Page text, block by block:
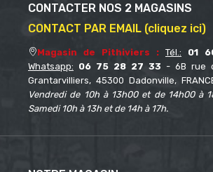
CONTACTER NOS 2 MAGASINS
CONTACT PAR EMAIL (cliquez ici)
Magasin de Pithiviers : Tél.: 01
Whatsapp: 06 75 28 27 33 - 6B rue
Grantarvilliers, 45300 Dadonville,
Vendredi de 10h à 13h00 et de 14h00 à
Samedi 10h à 13h et de 14h à 17h.